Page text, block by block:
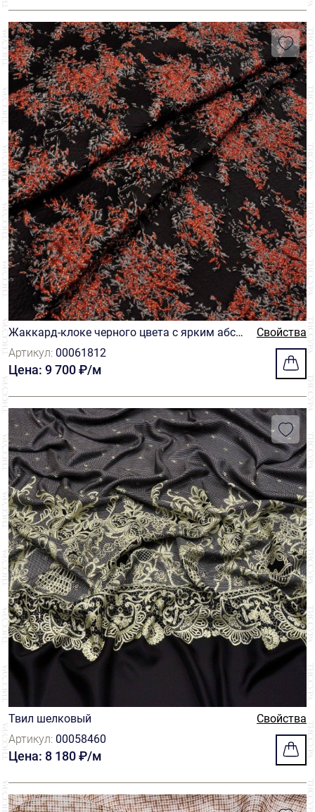
Жаккард-клоке черного цвета с ярким абст
рактным рисунком
Свойства
Артикул: 00061812
Цена: 9 700 ₽/м
Твил шелковый
Свойства
Артикул: 00058460
Цена: 8 180 ₽/м